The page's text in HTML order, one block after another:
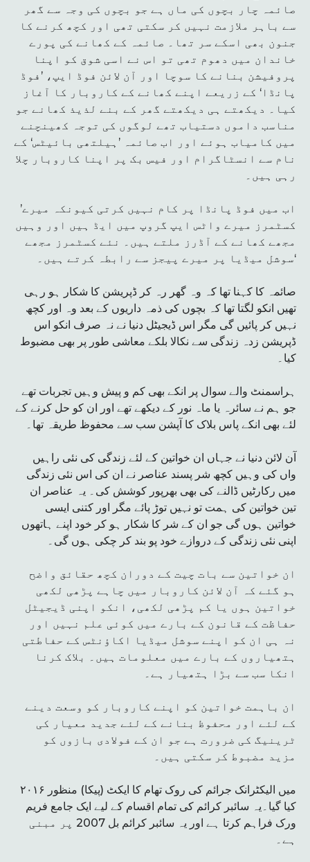
صائمہ چار بچوں کی ماں ہے جو بچوں کی وجہ سے گھر
سے باہر ملازمت نہیں کر سکتی تھی اور کچھ کرنے کا
جنون بھی اسکے سر تھا۔ صائمہ کے کھانے کی پورے
خاندان میں دھوم تھی تو اس نے اسی شوق کو اپنا
پروفیشن بنانے کا سوچا اور آن لائن فوڈ ایپ، ’فوڈ
پانڈا‘ کے زریعے اپنے کھانے کے کاروبار کا آغاز
کیا۔ دیکھتے ہی دیکھتے گھر کے بنے لذیذ کھانے جو
مناسب داموں دستیاب تھے لوگوں کی توجہ کھینچنے
میں کامیاب ہوئے اور اب صائمہ ’ہیلتھی بائیٹس‘ کے
نام سے انسٹاگرام اور فیس بک پر اپنا کاروبار چلا
رہی ہیں۔
’اب میں فوڈ پانڈا پر کام نہیں کرتی کیونکہ میرے
کسٹمرز میرے واٹس ایپ گروپ میں ایڈ ہیں اور وہیں
مجھے کھانے کے آڈرز ملتے ہیں۔ نئے کسٹمرز مجھے
سوشل میڈیا پر میرے پیجز سے رابطہ کرتے ہیں۔‘
صائمہ کا کہنا تھا کہ وہ گھر رہ کر ڈپریشن کا شکار ہو رہی
تھیں انکو لگتا تھا کہ بچوں کی ذمہ داریوں کے بعد وہ اور کچھ
نہیں کر پائیں گی مگر اس ڈیجیٹل دنیا نے نہ صرف انکو اس
ڈپریشن زدہ زندگی سے نکالا بلکے معاشی طور پر بھی مضبوط
کیا۔
ہراسمنٹ والے سوال پر انکے بھی کم و پیش وہیں تجربات تھے
جو ہم نے سائرہ یا ماہ نور کے دیکھے تھے اور ان کو حل کرنے کے
لئے بھی انکے پاس بلاک کا آپشن سب سے محفوظ طریقہ تھا۔
آن لائن دنیا نے جہاں ان خواتین کے لئے زندگی کی نئی راہیں
واں کی وہیں کچھ شر پسند عناصر نے ان کی اس نئی زندگی
میں رکارٹیں ڈالنے کی بھی بھرپور کوشش کی۔ یہ عناصر ان
تین خواتین کی ہمت تو نہیں توڑ پائے مگر اور کتنی ایسی
خواتین ہوں گی جو ان کے شر کا شکار ہو کر خود اپنے ہاتھوں
اپنی نئی زندگی کے دروازے خود پو بند کر چکی ہوں گی۔
ان خواتین سے بات چیت کے دوران کچھ حقائق واضح
ہو گئے کہ آن لائن کاروبار میں چاہے پڑھی لکھی
خواتین ہوں یا کم پڑھی لکھی، انکو اپنی ڈیجیٹل
حفاظت کے قانون کے بارے میں کوئی علم نہیں اور
نہ ہی ان کو اپنے سوشل میڈیا اکاؤنٹس کے حفاطتی
ہتھیاروں کے بارے میں معلومات ہیں۔ بلاک کرنا
انکا سب سے بڑا ہتھیار ہے۔
ان باہمت خواتین کو اپنے کاروبار کو وسعت دینے
کے لئے اور محفوظ بنانے کے لئے جدید معیار کی
ٹرینیگ کی ضرورت ہے جو ان کے فولادی بازوں کو
مزید مضبوط کر سکتی ہیں۔
۲۰۱۶ میں الیکٹرانک جرائم کی روک تھام کا ایکٹ (پیکا) منظور
کیا گیا۔یہ سائبر کرائم کی تمام اقسام کے لیے ایک جامع فریم
ورک فراہم کرتا ہے اور یہ سائبر کرائم بل 2007 پر مبنی
ہے۔